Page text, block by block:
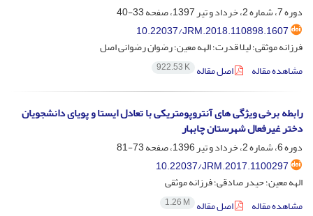
دوره 7، شماره 2، خرداد و تیر 1397، صفحه
33-40
10.22037/JRM.2018.110898.1607
فرزانه موثقی؛ لیلا قدرت؛ الهه معین؛ رضوان رضوانی اصل
مشاهده مقاله
اصل مقاله 922.53 K
رابطه برخی ویژگی های آنتروپومتریکی با تعادل ایستا و پویای دانشجویان
دختر غیرفعال شهرستان چابهار
دوره 6، شماره 2، خرداد و تیر 1396، صفحه
73-81
10.22037/JRM.2017.1100297
الهه معین؛ حیدر صادقی؛ فرزانه موثقی
مشاهده مقاله
اصل مقاله 1.26 M